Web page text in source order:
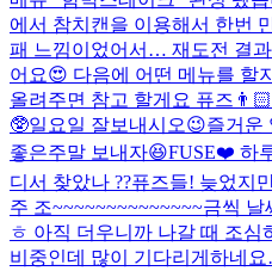
에서 참치캔을 이용해서 한번
패 느낌이었어서… 재도전 결
어요😍 다음에 어떤 메뉴를 할
올려주면 참고 할게요 퓨즈
🥸일요일 잘보내시오😉즐거운
좋은주말 보내자😆FUSE❤️ 하
디서 찾았나 ??퓨즈들! 늦었지
주 조~~~~~~~~~~~~~~금씩
ㅎ 아직 더우니까 나갈 때 조
비중인데 많이 기다리게하네